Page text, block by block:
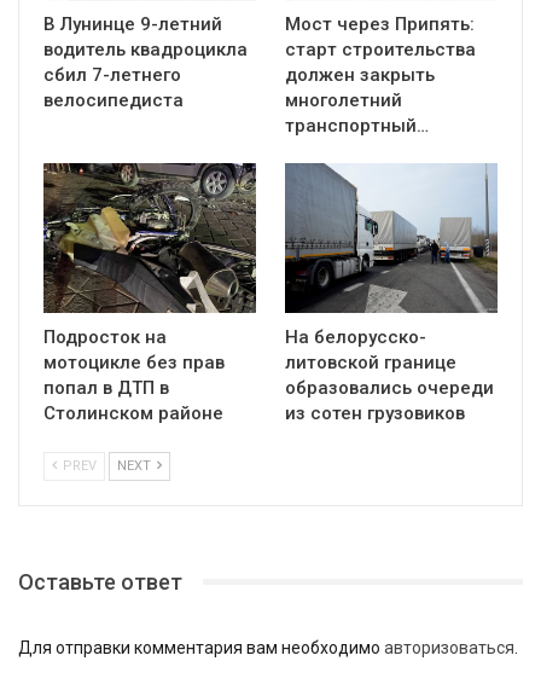
В Лунинце 9-летний
водитель квадроцикла
сбил 7-летнего
велосипедиста
Мост через Припять:
старт строительства
должен закрыть
многолетний
транспортный…
Подросток на
мотоцикле без прав
попал в ДТП в
Столинском районе
На белорусско-
литовской границе
образовались очереди
из сотен грузовиков
PREV NEXT
Оставьте ответ
Для отправки комментария вам необходимо авторизоваться